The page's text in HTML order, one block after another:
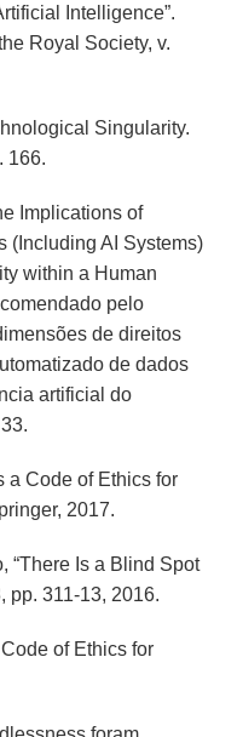
Intelligence”.
Royal Society, v.
Singularity.
166.
Implications of
(Including AI Systems)
within a Human
pelo
de direitos
de dados
artificial do
a Code of Ethics for
2017.
“There Is a Blind Spot
pp. 311-13, 2016.
of Ethics for